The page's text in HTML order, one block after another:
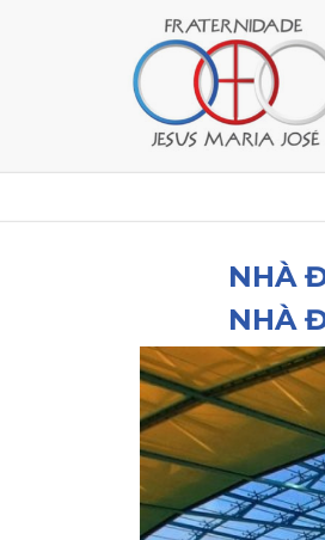
NHÀ
NHÀ